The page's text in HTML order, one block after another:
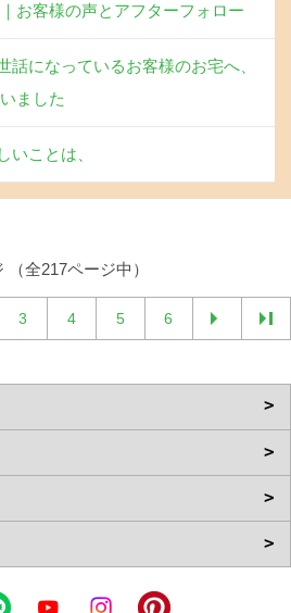
お客様の声とアフターフォロー
話になっているお客様のお宅へ、
ました
いことは、
（全217ページ中）
3 4 5 6